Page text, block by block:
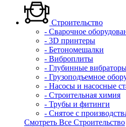
Строительство
- Сварочное
- 3D принтеры
- Бетономешалки
- Виброплиты
- Глубинные
- Грузоподъемное
- Насосы и насосные
- Строительная химия
- Трубы и фитинги
- Снятое с
Смотреть Все Строительство